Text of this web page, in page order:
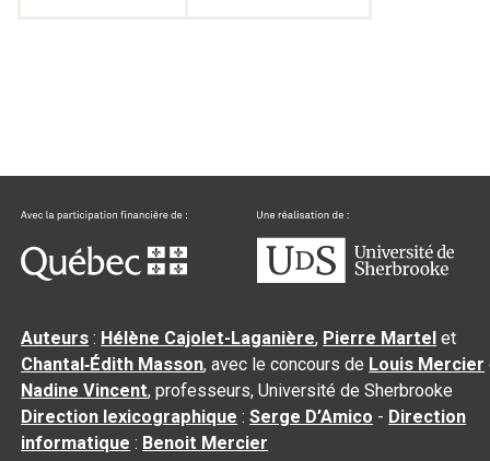
Auteurs : Hélène Cajolet-Laganière, Pierre Martel et
Chantal‑Édith Masson, avec le concours de Louis Mercier
Nadine Vincent, professeurs, Université de Sherbrooke
Direction lexicographique :Serge D’Amico - Direction
informatique : Benoit Mercier